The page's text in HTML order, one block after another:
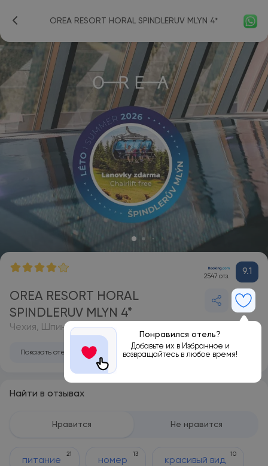
OREA RESORT HORAL SPINDLERUV MLYN 4*
2547 отз. 9.1
OREA RESORT HORAL
SPINDLERUV MLYN 4*
Понравился отель?
Добавьте их в Избранное и
возвращайтесь в любое время!
Чехия, Шпиндлерув-Млын
Показать отель на карте
Найти в отзывах
Нравится Не нравится
питание
21
номер
13
красивый вид
10